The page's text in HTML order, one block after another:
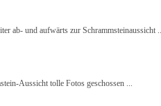
ab- und aufwärts zur Schrammsteinaussicht
Aussicht tolle Fotos geschossen ...